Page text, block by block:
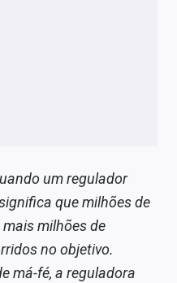
um regulador
que milhões de
milhões de
no objetivo.
má-fé, a reguladora